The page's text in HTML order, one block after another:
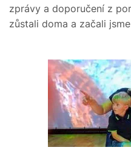
zprávy a doporučení z
zůstali doma a začali